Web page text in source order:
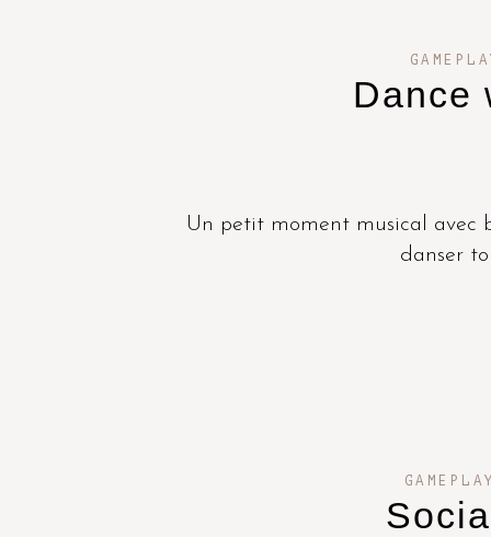
Dance
Un petit moment musical avec
danser